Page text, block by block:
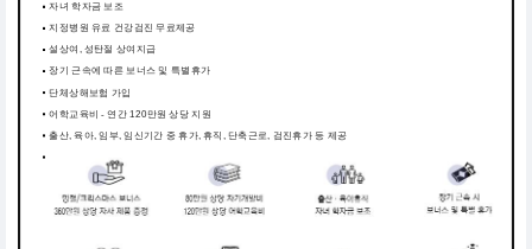
자녀 학자금 보조
지정병원 유료 건강검진 무료제공
설상여, 성탄절 상여지급
장기 근속에 따른 보너스 및 특별휴가
단체상해보험 가입
어학교육비 - 연간 120만원 상당 지원
출산, 육아, 임부, 임신기간 중 휴가, 휴직, 단축근로, 검진휴가 등 제공